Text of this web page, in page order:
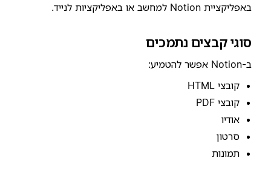
באפליקציית Notion למחשב או באפליקציות לנייד.
סוגי קבצים נתמכים
ב-Notion אפשר להטמיע:
קובצי HTML
קובצי PDF
אודיו
סרטון
תמונות